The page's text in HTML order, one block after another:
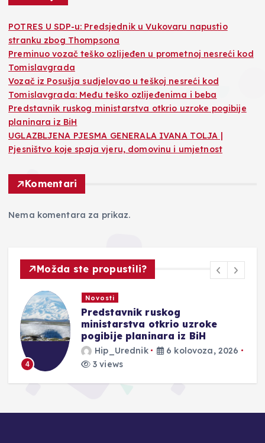
POTRES U SDP-u: Predsjednik u Vukovaru napustio
stranku zbog Thompsona
Preminuo vozač teško ozlijeđen u prometnoj nesreći kod
Tomislavgrada
Vozač iz Posušja sudjelovao u teškoj nesreći kod
Tomislavgrada: Među teško ozlijeđenima i beba
Predstavnik ruskog ministarstva otkrio uzroke pogibije
planinara iz BiH
UGLAZBLJENA PJESMA GENERALA IVANA TOLJA |
Pjesništvo koje spaja vjeru, domovinu i umjetnost
Komentari
Nema komentara za prikaz.
Možda ste propustili?
4
Novosti
Predstavnik ruskog
ministarstva otkrio uzroke
pogibije planinara iz BiH
Hip_Urednik
6 kolovoza, 2026
3 views